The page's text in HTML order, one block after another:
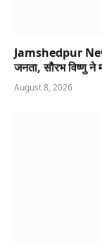
Jamshedpur
जनता, सौरभ विष्णु ने
August 8, 2026